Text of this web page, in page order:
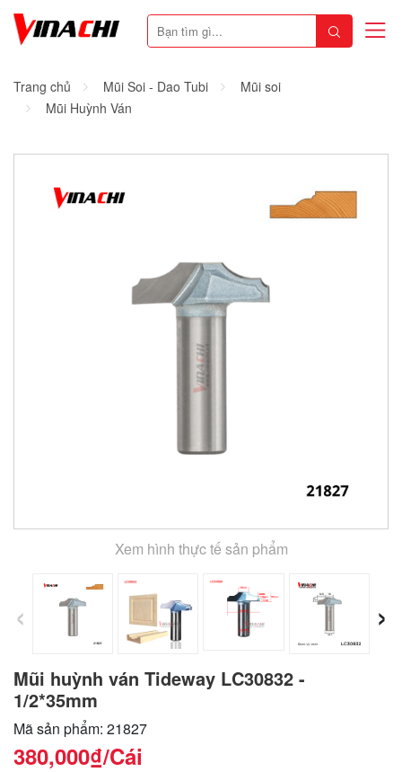
Trang chủ Mũi Soi - Dao Tubi
Mũi soi
Mũi Huỳnh Ván
Xem hình thực tế sản phẩm
‹ ›
Mũi huỳnh ván Tideway LC30832 -
1/2*35mm
Mã sản phẩm: 21827
380,000₫/Cái